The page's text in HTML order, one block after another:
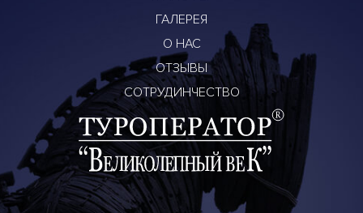
ГАЛЕРЕЯ
О НАС
ОТЗЫВЫ
СОТРУДИНЧЕСТВО